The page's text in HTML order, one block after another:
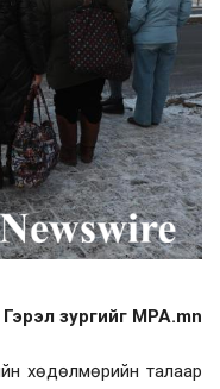
Гэрэл зургийг MPA.mn
хөдөлмөрийн талаар